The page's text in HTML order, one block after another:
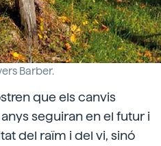
Barber.
que els canvis
seguiran en el futur i
del raïm i del vi, sinó